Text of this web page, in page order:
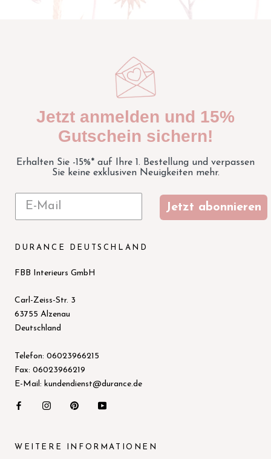
Jetzt anmelden und 15%
Gutschein sichern!
Erhalten Sie -15%* auf Ihre 1. Bestellung und verpassen
Sie keine exklusiven Neuigkeiten mehr.
Jetzt abonnieren
DURANCE DEUTSCHLAND
FBB Interieurs GmbH
Carl-Zeiss-Str. 3
63755 Alzenau
Deutschland
Telefon: 06023966215
Fax: 06023966219
E-Mail: kundendienst@durance.de
WEITERE INFORMATIONEN